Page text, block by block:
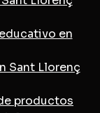
en
Sant Llorenç
productos